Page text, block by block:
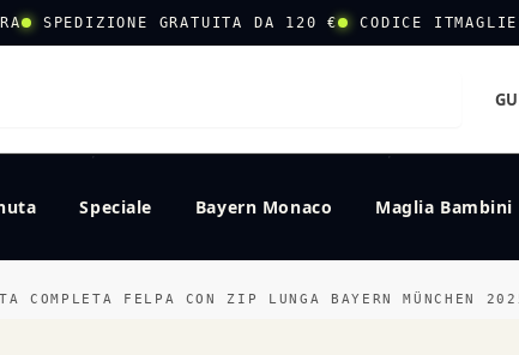
SPEDIZIONE GRATUITA DA 120 € CODICE
Speciale Bayern Monaco Maglia Bambini
COMPLETA FELPA CON ZIP LUNGA BAYERN MÜNCHEN